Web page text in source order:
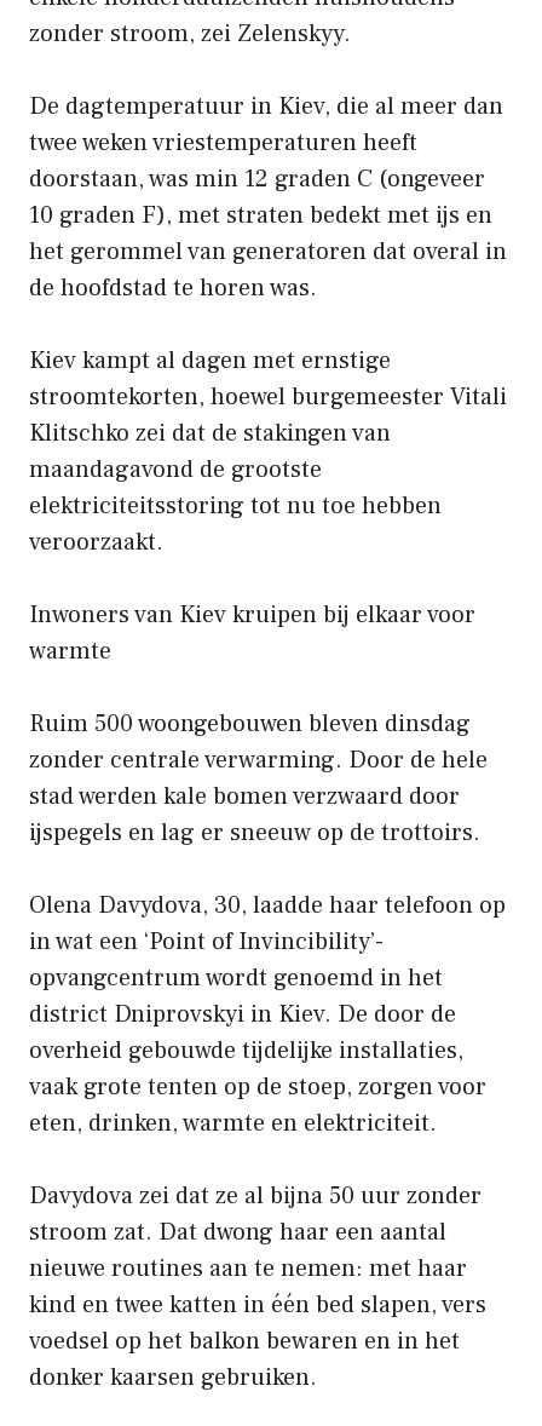
zonder stroom, zei Zelenskyy.
De dagtemperatuur in Kiev, die al meer dan
twee weken vriestemperaturen heeft
doorstaan, was min 12 graden C (ongeveer
10 graden F), met straten bedekt met ijs en
het gerommel van generatoren dat overal in
de hoofdstad te horen was.
Kiev kampt al dagen met ernstige
stroomtekorten, hoewel burgemeester Vitali
Klitschko zei dat de stakingen van
maandagavond de grootste
elektriciteitsstoring tot nu toe hebben
veroorzaakt.
Inwoners van Kiev kruipen bij elkaar voor
warmte
Ruim 500 woongebouwen bleven dinsdag
zonder centrale verwarming. Door de hele
stad werden kale bomen verzwaard door
ijspegels en lag er sneeuw op de trottoirs.
Olena Davydova, 30, laadde haar telefoon op
in wat een ‘Point of Invincibility’-
opvangcentrum wordt genoemd in het
district Dniprovskyi in Kiev. De door de
overheid gebouwde tijdelijke installaties,
vaak grote tenten op de stoep, zorgen voor
eten, drinken, warmte en elektriciteit.
Davydova zei dat ze al bijna 50 uur zonder
stroom zat. Dat dwong haar een aantal
nieuwe routines aan te nemen: met haar
kind en twee katten in één bed slapen, vers
voedsel op het balkon bewaren en in het
donker kaarsen gebruiken.